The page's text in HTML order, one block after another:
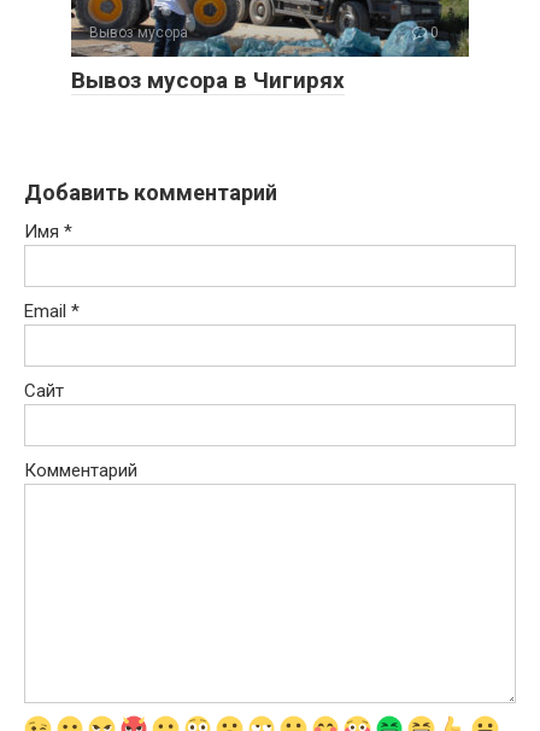
Вывоз мусора 0
Вывоз мусора в Чигирях
Добавить комментарий
Имя *
Email *
Сайт
Комментарий